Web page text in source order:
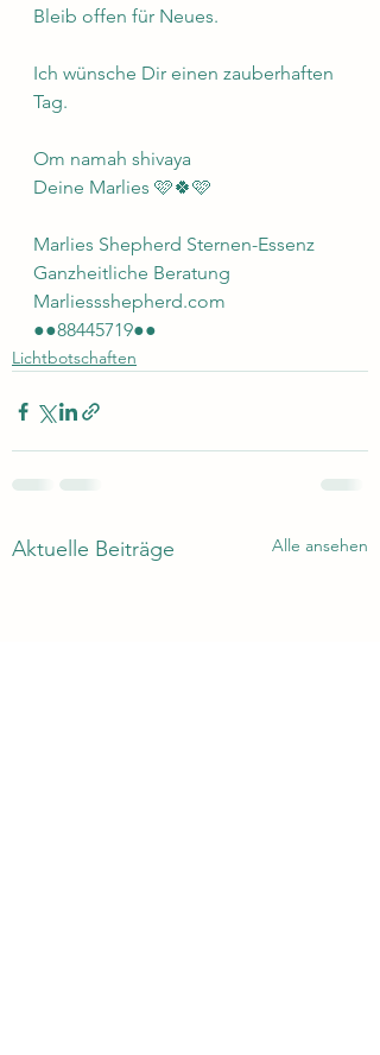
Bleib offen für Neues.
Ich wünsche Dir einen zauberhaften
Tag.
Om namah shivaya
Deine Marlies 🩷🍀🩷
Marlies Shepherd Sternen-Essenz
Ganzheitliche Beratung
Marliessshepherd.com
●●88445719●●
Lichtbotschaften
Aktuelle Beiträge Alle ansehen